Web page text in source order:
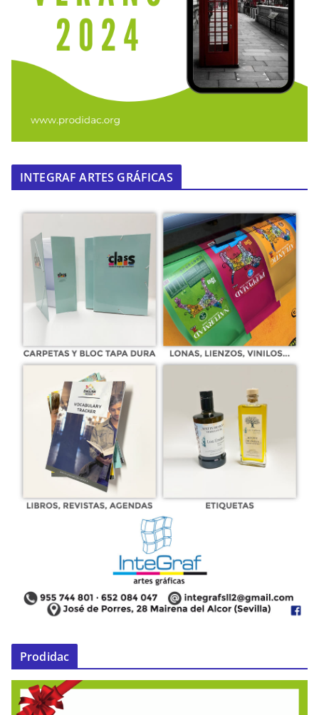
INTEGRAF ARTES GRÁFICAS
Prodidac